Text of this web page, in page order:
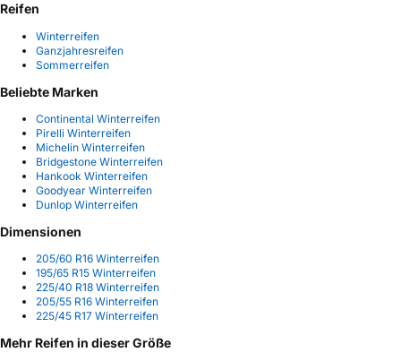
Reifen
Winterreifen
Ganzjahresreifen
Sommerreifen
Beliebte Marken
Continental Winterreifen
Pirelli Winterreifen
Michelin Winterreifen
Bridgestone Winterreifen
Hankook Winterreifen
Goodyear Winterreifen
Dunlop Winterreifen
Dimensionen
205/60 R16 Winterreifen
195/65 R15 Winterreifen
225/40 R18 Winterreifen
205/55 R16 Winterreifen
225/45 R17 Winterreifen
Mehr Reifen in dieser Größe